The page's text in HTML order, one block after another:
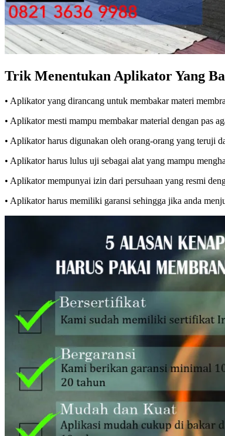
Trik Menentukan Aplikator Yang
• Aplikator yang dirancang untuk membakar materi
• Aplikator mesti mampu membakar material dengan pas
• Aplikator harus digunakan oleh orang-orang yang teruji
• Aplikator harus lulus uji sebagai alat yang mampu
• Aplikator mempunyai izin dari persuhaan yang resmi
• Aplikator harus memiliki garansi sehingga jika anda